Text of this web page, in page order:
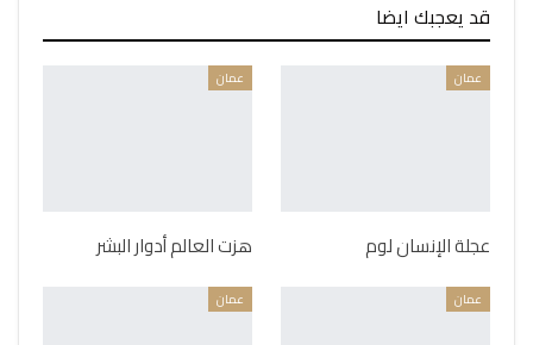
قد يعجبك ايضا
عمان
عجلة الإنسان لوم
عمان
هزت العالم أدوار البشر
عمان عمان